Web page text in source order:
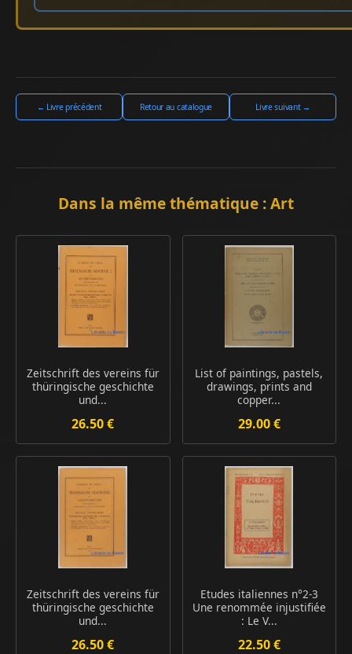
← Livre précédent Retour au catalogue Livre suivant →
Dans la même thématique : Art
Zeitschrift des vereins für
thüringische geschichte
und...
26.50 €
List of paintings, pastels,
drawings, prints and
copper...
29.00 €
Zeitschrift des vereins für
thüringische geschichte
und...
26.50 €
Etudes italiennes n°2-3
Une renommée injustifiée
: Le V...
22.50 €